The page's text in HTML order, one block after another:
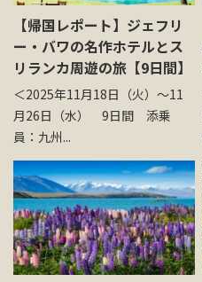
【帰国レポート】ジェフリ
ー・バワの名作ホテルとス
リランカ周遊の旅【9日間】
＜2025年11月18日（火）～11
月26日（水） 9日間 添乗
員：九州...